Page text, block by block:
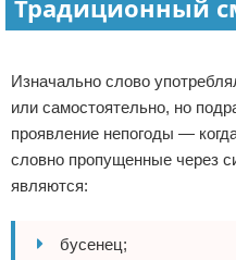
Традиционный
Изначально слово
или самостоятельно, но
проявление непогоды —
словно пропущенные через
являются:
бусенец;